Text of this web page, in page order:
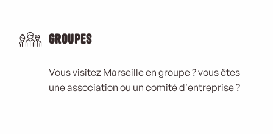
Groupes
Vous visitez Marseille en groupe ? vous êtes
une association ou un comité d'entreprise ?